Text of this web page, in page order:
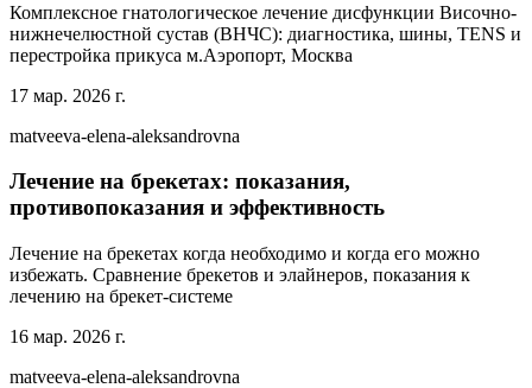
Комплексное гнатологическое лечение дисфункции Височно-
нижнечелюстной сустав (ВНЧС): диагностика, шины, TENS и
перестройка прикуса м.Аэропорт, Москва
17 мар. 2026 г.
matveeva-elena-aleksandrovna
Лечение на брекетах: показания,
противопоказания и эффективность
Лечение на брекетах когда необходимо и когда его можно
избежать. Сравнение брекетов и элайнеров, показания к
лечению на брекет-системе
16 мар. 2026 г.
matveeva-elena-aleksandrovna